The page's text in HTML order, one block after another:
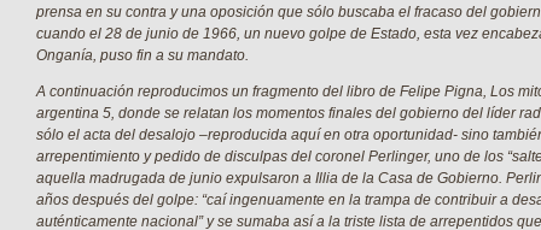
prensa en su contra y una oposición que sólo buscaba el fracaso del
cuando el 28 de junio de 1966, un nuevo golpe de Estado, esta vez
Onganía, puso fin a su mandato.
A continuación reproducimos un fragmento del libro de Felipe Pigna, Los
argentina 5, donde se relatan los momentos finales del gobierno del líder
sólo el acta del desalojo –reproducida aquí en otra oportunidad- sino
arrepentimiento y pedido de disculpas del coronel Perlinger, uno de los
aquella madrugada de junio expulsaron a Illia de la Casa de Gobierno.
años después del golpe: “caí ingenuamente en la trampa de contribuir a
auténticamente nacional” y se sumaba así a la triste lista de arrepentidos